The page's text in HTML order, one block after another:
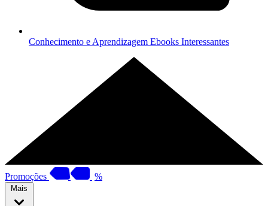
Conhecimento e Aprendizagem Ebooks Interessantes
Promoções %
Mais